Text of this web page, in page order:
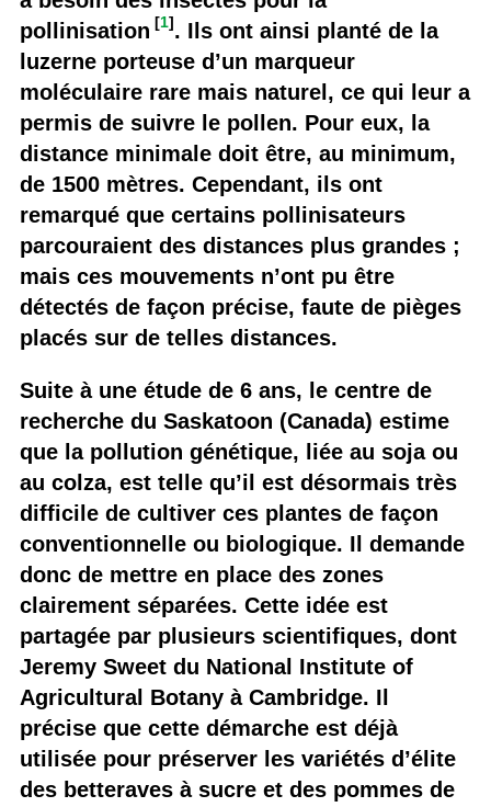
pollinisation [1]. Ils ont ainsi planté de la
luzerne porteuse d’un marqueur
moléculaire rare mais naturel, ce qui leur a
permis de suivre le pollen. Pour eux, la
distance minimale doit être, au minimum,
de 1500 mètres. Cependant, ils ont
remarqué que certains pollinisateurs
parcouraient des distances plus grandes ;
mais ces mouvements n’ont pu être
détectés de façon précise, faute de pièges
placés sur de telles distances.
Suite à une étude de 6 ans, le centre de
recherche du Saskatoon (Canada) estime
que la pollution génétique, liée au soja ou
au colza, est telle qu’il est désormais très
difficile de cultiver ces plantes de façon
conventionnelle ou biologique. Il demande
donc de mettre en place des zones
clairement séparées. Cette idée est
partagée par plusieurs scientifiques, dont
Jeremy Sweet du National Institute of
Agricultural Botany à Cambridge. Il
précise que cette démarche est déjà
utilisée pour préserver les variétés d’élite
des betteraves à sucre et des pommes de